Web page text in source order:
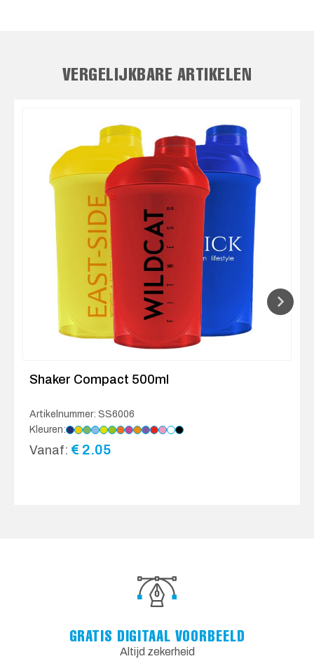
VERGELIJKBARE ARTIKELEN
Shaker Compact 500ml
Artikelnummer: SS6006
Kleuren:
Vanaf: € 2.05
GRATIS DIGITAAL VOORBEELD
Altijd zekerheid